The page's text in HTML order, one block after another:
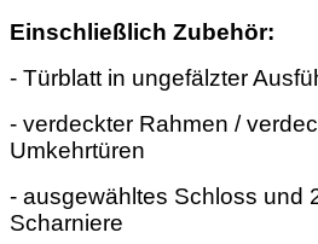
Einschließlich Zubehör:
- Türblatt in ungefälzter
- verdeckter Rahmen /
Umkehrtüren
- ausgewähltes Schloss und
Scharniere